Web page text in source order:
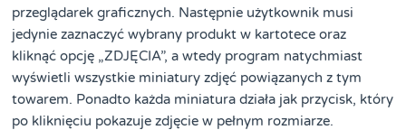
przeglądarek graficznych. Następnie użytkownik musi
jedynie zaznaczyć wybrany produkt w kartotece oraz
kliknąć opcję „ZDJĘCIA”, a wtedy program natychmiast
wyświetli wszystkie miniatury zdjęć powiązanych z tym
towarem. Ponadto każda miniatura działa jak przycisk, który
po kliknięciu pokazuje zdjęcie w pełnym rozmiarze.